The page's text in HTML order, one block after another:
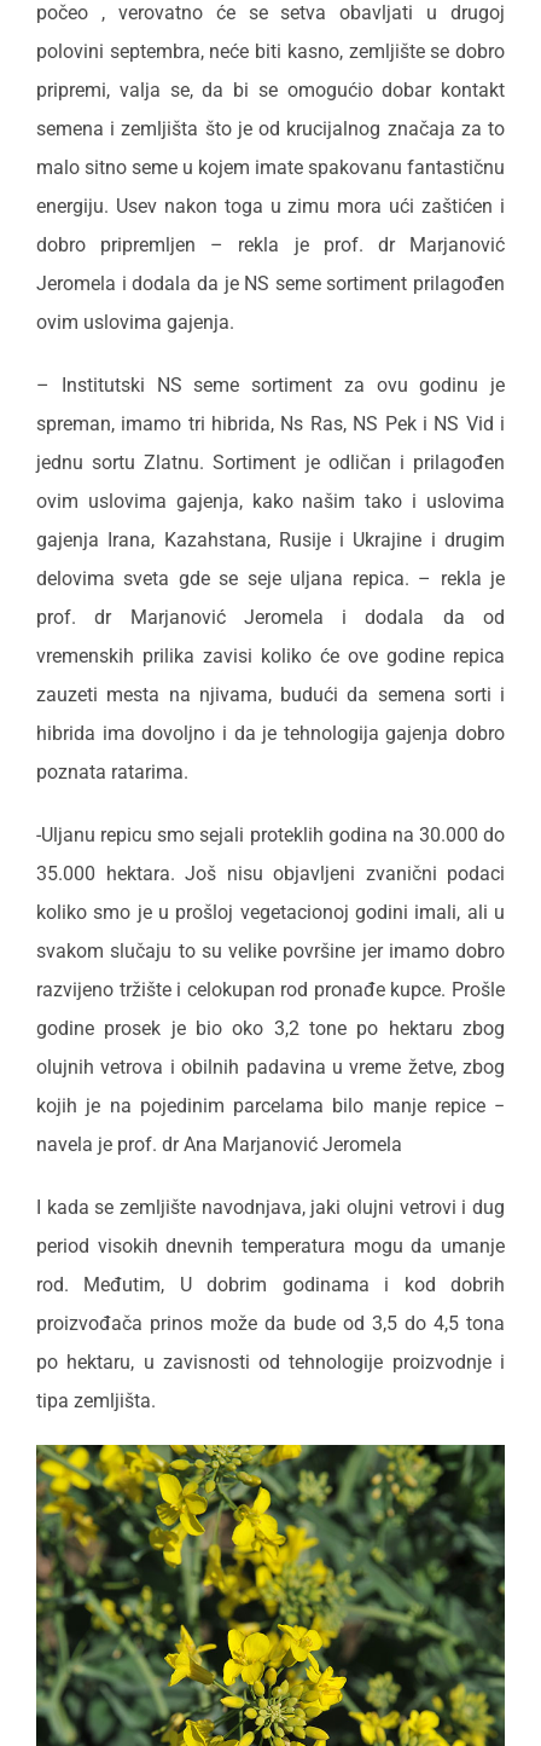
počeo , verovatno će se setva obavljati u drugoj
polovini septembra, neće biti kasno, zemljište se dobro
pripremi, valja se, da bi se omogućio dobar kontakt
semena i zemljišta što je od krucijalnog značaja za to
malo sitno seme u kojem imate spakovanu fantastičnu
energiju. Usev nakon toga u zimu mora ući zaštićen i
dobro pripremljen – rekla je prof. dr Marjanović
Jeromela i dodala da je NS seme sortiment prilagođen
ovim uslovima gajenja.
– Institutski NS seme sortiment za ovu godinu je
spreman, imamo tri hibrida, Ns Ras, NS Pek i NS Vid i
jednu sortu Zlatnu. Sortiment je odličan i prilagođen
ovim uslovima gajenja, kako našim tako i uslovima
gajenja Irana, Kazahstana, Rusije i Ukrajine i drugim
delovima sveta gde se seje uljana repica. – rekla je
prof. dr Marjanović Jeromela i dodala da od
vremenskih prilika zavisi koliko će ove godine repica
zauzeti mesta na njivama, budući da semena sorti i
hibrida ima dovoljno i da je tehnologija gajenja dobro
poznata ratarima.
-Uljanu repicu smo sejali proteklih godina na 30.000 do
35.000 hektara. Još nisu objavljeni zvanični podaci
koliko smo je u prošloj vegetacionoj godini imali, ali u
svakom slučaju to su velike površine jer imamo dobro
razvijeno tržište i celokupan rod pronađe kupce. Prošle
godine prosek je bio oko 3,2 tone po hektaru zbog
olujnih vetrova i obilnih padavina u vreme žetve, zbog
kojih je na pojedinim parcelama bilo manje repice −
navela je prof. dr Ana Marjanović Jeromela
I kada se zemljište navodnjava, jaki olujni vetrovi i dug
period visokih dnevnih temperatura mogu da umanje
rod. Međutim, U dobrim godinama i kod dobrih
proizvođača prinos može da bude od 3,5 do 4,5 tona
po hektaru, u zavisnosti od tehnologije proizvodnje i
tipa zemljišta.